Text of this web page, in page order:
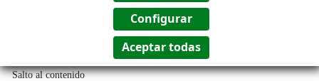
Salto al contenido